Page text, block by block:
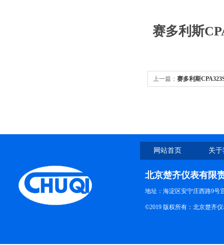
赛多利斯
上一篇： 赛多利斯
网站首页 关
北京楚齐仪表有限
地址：海淀区安宁庄西路9号
©2019 版权所有：北京楚齐